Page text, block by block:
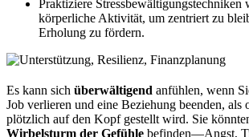
Praktiziere Stressbewältigungstechniken
körperliche Aktivität, um zentriert zu
Erholung zu fördern.
Es kann sich überwältigend anfühlen, wenn
Job verlieren und eine Beziehung beenden, als
plötzlich auf den Kopf gestellt wird. Sie
Wirbelsturm der Gefühle befinden—Angst,